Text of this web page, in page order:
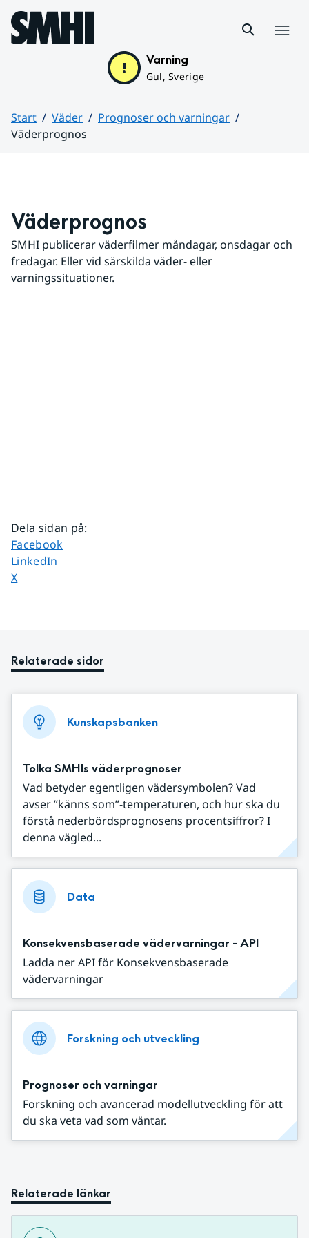
Hoppa till sidans innehåll
Varning
Gul, Sverige
Start Väder
Prognoser och varningar
Väderprognos
Väderprognos
SMHI publicerar väderfilmer måndagar, onsdagar och
fredagar. Eller vid särskilda väder- eller
varningssituationer.
Dela sidan på:
Dela sidan på
Facebook
Dela sidan på
LinkedIn
Dela sidan på
X
Relaterade sidor
Kunskapsbanken
Tolka SMHIs väderprognoser
Vad betyder egentligen vädersymbolen? Vad
avser ”känns som”-temperaturen, och hur ska du
förstå nederbördsprognosens procentsiffror? I
denna vägled...
Data
Konsekvensbaserade vädervarningar - API
Ladda ner API för Konsekvensbaserade
vädervarningar
Forskning och utveckling
Prognoser och varningar
Forskning och avancerad modellutveckling för att
du ska veta vad som väntar.
Relaterade länkar